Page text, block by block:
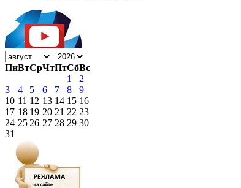
ПнВтСрЧтПтСбВс
1
2
3
4 5 6 7 8
9
10 11 12 13 14 15 16
17 18 19 20 21 22 23
24 25 26 27 28 29 30
31